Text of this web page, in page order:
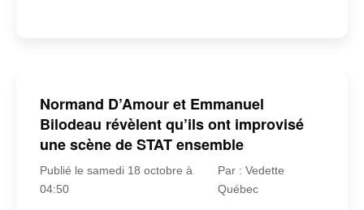
Normand D’Amour et Emmanuel
Bilodeau révèlent qu’ils ont improvisé
une scène de STAT ensemble
Publié le samedi 18 octobre à
04:50
Par : Vedette
Québec